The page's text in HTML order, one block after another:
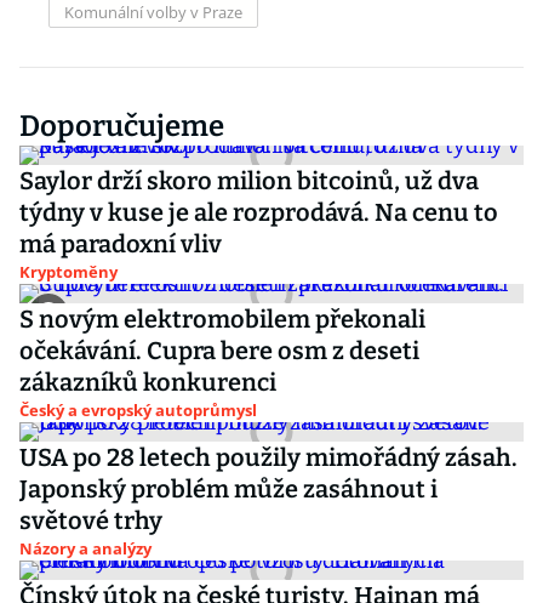
Komunální volby v Praze
Doporučujeme
Saylor drží skoro milion bitcoinů, už dva
týdny v kuse je ale rozprodává. Na cenu to
má paradoxní vliv
Kryptoměny
S novým elektromobilem překonali
očekávání. Cupra bere osm z deseti
zákazníků konkurenci
Český a evropský autoprůmysl
USA po 28 letech použily mimořádný zásah.
Japonský problém může zasáhnout i
světové trhy
Názory a analýzy
Čínský útok na české turisty. Hainan má